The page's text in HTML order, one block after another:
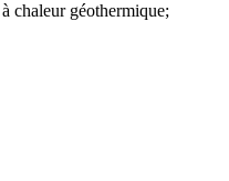
chaleur géothermique;